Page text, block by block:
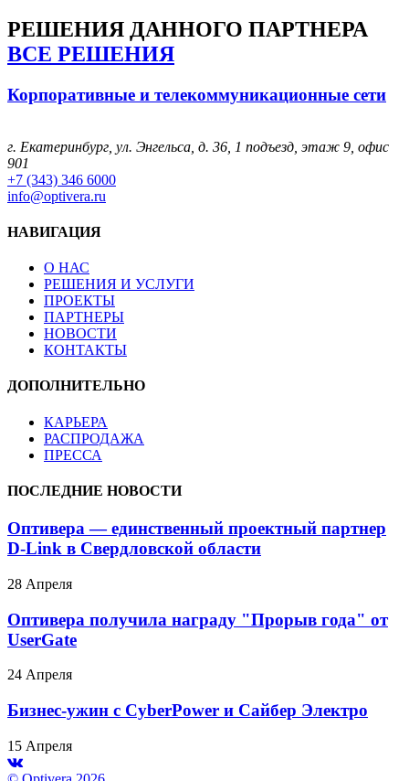
РЕШЕНИЯ ДАННОГО ПАРТНЕРА
ВСЕ РЕШЕНИЯ
Корпоративные и телекоммуникационные сети
г. Екатеринбург, ул. Энгельса, д. 36, 1 подъезд, этаж 9, офис
901
+7 (343) 346 6000
info@optivera.ru
НАВИГАЦИЯ
О НАС
РЕШЕНИЯ И УСЛУГИ
ПРОЕКТЫ
ПАРТНЕРЫ
НОВОСТИ
КОНТАКТЫ
ДОПОЛНИТЕЛЬНО
КАРЬЕРА
РАСПРОДАЖА
ПРЕССА
ПОСЛЕДНИЕ НОВОСТИ
Оптивера — единственный проектный партнер
D-Link в Свердловской области
28 Апреля
Оптивера получила награду "Прорыв года" от
UserGate
24 Апреля
Бизнес-ужин с CyberPower и Сайбер Электро
15 Апреля